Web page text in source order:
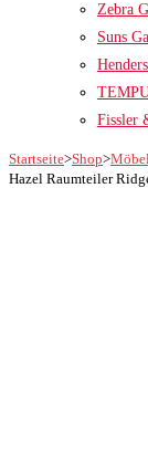
Zebra
Suns
Fissler
Startseite>Shop>
Hazel Raumteiler